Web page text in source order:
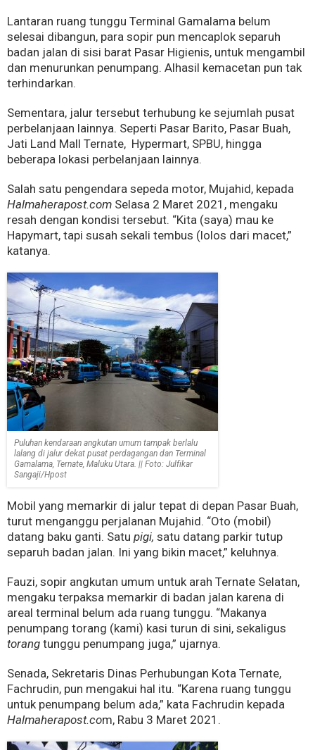
Lantaran ruang tunggu Terminal Gamalama belum
selesai dibangun, para sopir pun mencaplok separuh
badan jalan di sisi barat Pasar Higienis, untuk mengambil
dan menurunkan penumpang. Alhasil kemacetan pun tak
terhindarkan.
Sementara, jalur tersebut terhubung ke sejumlah pusat
perbelanjaan lainnya. Seperti Pasar Barito, Pasar Buah,
Jati Land Mall Ternate, Hypermart, SPBU, hingga
beberapa lokasi perbelanjaan lainnya.
Salah satu pengendara sepeda motor, Mujahid, kepada
Halmaherapost.com Selasa 2 Maret 2021, mengaku
resah dengan kondisi tersebut. “Kita (saya) mau ke
Hapymart, tapi susah sekali tembus (lolos dari macet,”
katanya.
Puluhan kendaraan angkutan umum tampak berlalu
lalang di jalur dekat pusat perdagangan dan Terminal
Gamalama, Ternate, Maluku Utara. || Foto: Julfikar
Sangaji/Hpost
Mobil yang memarkir di jalur tepat di depan Pasar Buah,
turut menganggu perjalanan Mujahid. “Oto (mobil)
datang baku ganti. Satu pigi, satu datang parkir tutup
separuh badan jalan. Ini yang bikin macet,” keluhnya.
Fauzi, sopir angkutan umum untuk arah Ternate Selatan,
mengaku terpaksa memarkir di badan jalan karena di
areal terminal belum ada ruang tunggu. “Makanya
penumpang torang (kami) kasi turun di sini, sekaligus
torang tunggu penumpang juga,” ujarnya.
Senada, Sekretaris Dinas Perhubungan Kota Ternate,
Fachrudin, pun mengakui hal itu. “Karena ruang tunggu
untuk penumpang belum ada,” kata Fachrudin kepada
Halmaherapost.com, Rabu 3 Maret 2021.